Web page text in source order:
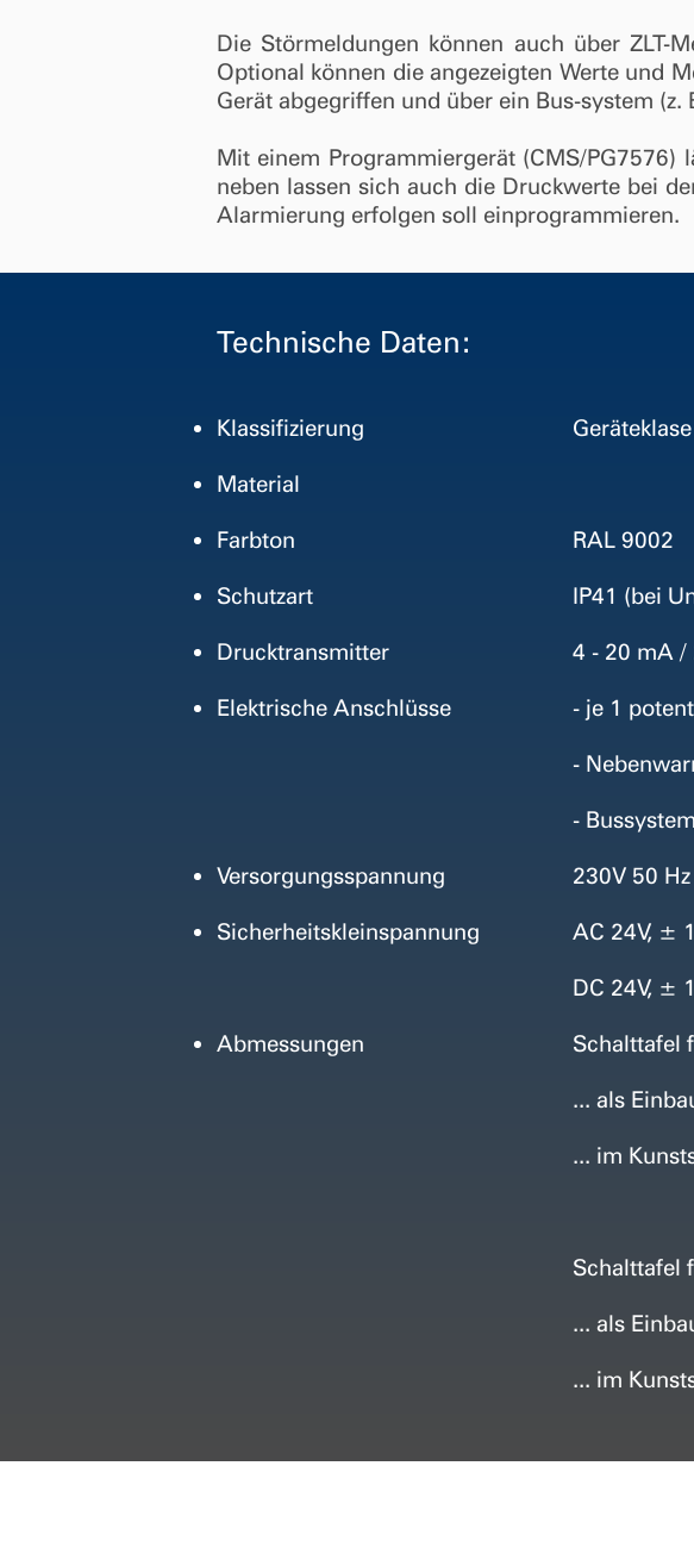
Die Störmeldungen können auch über ZLT-
Optional können die angezeigten Werte und
Gerät abgegriffen und über ein Bus-system
Mit einem Programmiergerät (CMS/
ne­ben lassen sich auch die Druckwerte bei
Alarmierung erfolgen soll einprogrammieren.
Technische Daten:
Klassifizierung
Material
Farbton
Schutzart
Drucktransmitter
Elektrische Anschlüsse
Versorgungsspannung
Sicherheitskleinspannung
Abmessungen
RAL 9002
IP41 (bei
4 - 20 mA /
- je 1
-
-
230V 50
AC 24V, ±
DC 24V, ±
Schalttafel
... als
... im
Schalttafel
... als
... im